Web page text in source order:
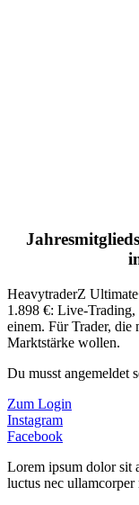
HeavytraderZ
1.898 €: Live-Trading,
einem. Für Trader, die
Marktstärke wollen.
Du musst angemeldet
Zum Login
Instagram
Facebook
Lorem ipsum dolor sit
luctus nec